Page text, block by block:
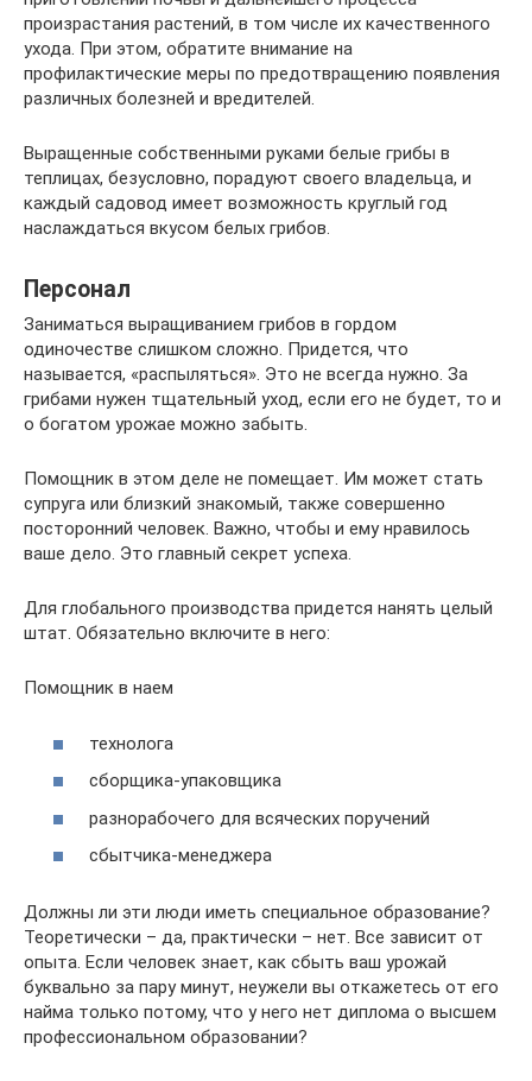
произрастания растений, в том числе их качественного
ухода. При этом, обратите внимание на
профилактические меры по предотвращению появления
различных болезней и вредителей.
Выращенные собственными руками белые грибы в
теплицах, безусловно, порадуют своего владельца, и
каждый садовод имеет возможность круглый год
наслаждаться вкусом белых грибов.
Персонал
Заниматься выращиванием грибов в гордом
одиночестве слишком сложно. Придется, что
называется, «распыляться». Это не всегда нужно. За
грибами нужен тщательный уход, если его не будет, то и
о богатом урожае можно забыть.
Помощник в этом деле не помещает. Им может стать
супруга или близкий знакомый, также совершенно
посторонний человек. Важно, чтобы и ему нравилось
ваше дело. Это главный секрет успеха.
Для глобального производства придется нанять целый
штат. Обязательно включите в него:
Помощник в наем
технолога
сборщика-упаковщика
разнорабочего для всяческих поручений
сбытчика-менеджера
Должны ли эти люди иметь специальное образование?
Теоретически – да, практически – нет. Все зависит от
опыта. Если человек знает, как сбыть ваш урожай
буквально за пару минут, неужели вы откажетесь от его
найма только потому, что у него нет диплома о высшем
профессиональном образовании?